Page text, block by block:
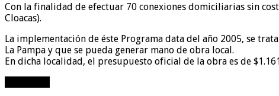
Con la finalidad de efectuar 70 conexiones domiciliarias sin
Cloacas).
La implementación de éste Programa data del año 2005, se
La Pampa y que se pueda generar mano de obra local.
En dicha localidad, el presupuesto oficial de la obra es de